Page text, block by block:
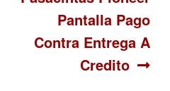
Pantalla Pago
Contra Entrega A
Credito